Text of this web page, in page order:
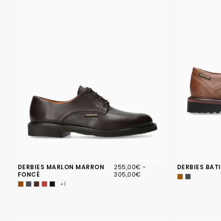
DERBIES MARLON MARRON
FONCÉ
255,00€
PRIX
MINIMUM
255,00€ -
305,00€
+1
DERBIES